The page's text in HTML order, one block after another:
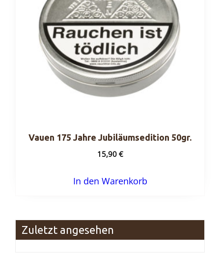
Vauen 175 Jahre Jubiläumsedition 50gr.
15,90€
In den Warenkorb
Zuletzt angesehen